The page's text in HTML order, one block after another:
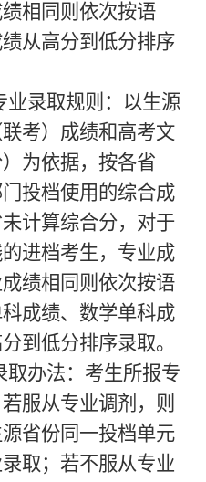
相同则依次按语
从高分到低分排序
业录取规则：以生源
考）成绩和高考文
为依据，按各省
门投档使用的综合成
计算综合分，对于
进档考生，专业成
绩相同则依次按语
成绩、数学单科成
到低分排序录取。
取办法：考生所报专
服从专业调剂，则
省份同一投档单元
取；若不服从专业